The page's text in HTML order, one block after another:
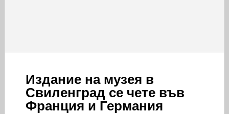
Издание на музея в
Свиленград се чете във
Франция и Германия